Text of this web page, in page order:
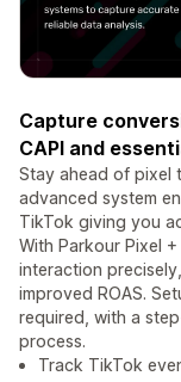
Capture
CAPI and
Stay ahead of pixel
advanced system
TikTok giving you
With Parkour Pixel
interaction
improved ROAS.
required, with a
process.
Track TikTok